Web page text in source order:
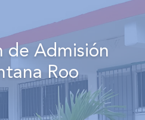
de Admisión
Roo